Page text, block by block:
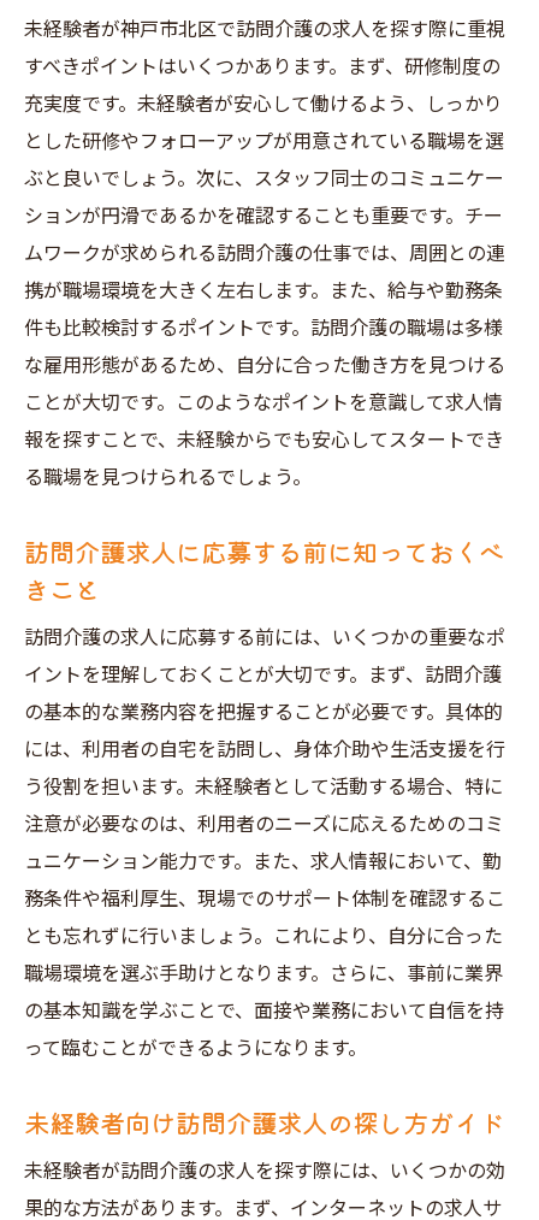
未経験者が神戸市北区で訪問介護の求人を探す際に重視
すべきポイントはいくつかあります。まず、研修制度の
充実度です。未経験者が安心して働けるよう、しっかり
とした研修やフォローアップが用意されている職場を選
ぶと良いでしょう。次に、スタッフ同士のコミュニケー
ションが円滑であるかを確認することも重要です。チー
ムワークが求められる訪問介護の仕事では、周囲との連
携が職場環境を大きく左右します。また、給与や勤務条
件も比較検討するポイントです。訪問介護の職場は多様
な雇用形態があるため、自分に合った働き方を見つける
ことが大切です。このようなポイントを意識して求人情
報を探すことで、未経験からでも安心してスタートでき
る職場を見つけられるでしょう。
訪問介護求人に応募する前に知っておくべ
きこと
訪問介護の求人に応募する前には、いくつかの重要なポ
イントを理解しておくことが大切です。まず、訪問介護
の基本的な業務内容を把握することが必要です。具体的
には、利用者の自宅を訪問し、身体介助や生活支援を行
う役割を担います。未経験者として活動する場合、特に
注意が必要なのは、利用者のニーズに応えるためのコミ
ュニケーション能力です。また、求人情報において、勤
務条件や福利厚生、現場でのサポート体制を確認するこ
とも忘れずに行いましょう。これにより、自分に合った
職場環境を選ぶ手助けとなります。さらに、事前に業界
の基本知識を学ぶことで、面接や業務において自信を持
って臨むことができるようになります。
未経験者向け訪問介護求人の探し方ガイド
未経験者が訪問介護の求人を探す際には、いくつかの効
果的な方法があります。まず、インターネットの求人サ